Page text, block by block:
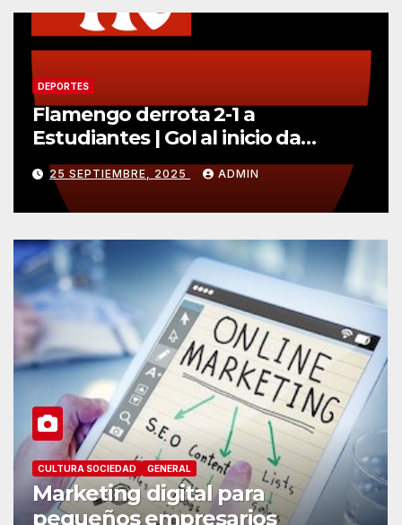
DEPORTES
Flamengo derrota 2-1 a
Estudiantes | Gol al inicio da
ventaja importante
25 SEPTIEMBRE, 2025 ADMIN
CULTURA SOCIEDAD GENERAL
Marketing digital para
pequeños empresarios